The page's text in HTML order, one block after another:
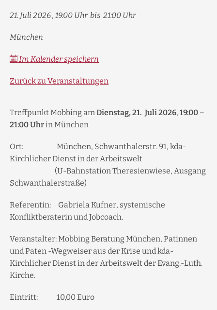
21. Juli 2026 19:00 bis 21:00
München
Im Kalender speichern
Zurück zu Veranstaltungen
Treffpunkt Mobbing amDienstag, 21. Juli 2026, 19:00 –
21:00 Uhrin München
Ort: München, Schwanthalerstr. 91, kda-
Kirchlicher Dienst in der Arbeitswelt
(U-Bahnstation Theresienwiese, Ausgang
Schwanthalerstraße)
Referentin: Gabriela Kufner, systemische
Konfliktberaterin und Jobcoach.
Veranstalter: Mobbing Beratung München, Patinnen
und Paten -Wegweiser aus der Krise und kda-
Kirchlicher Dienst in der Arbeitswelt der Evang.-Luth.
Kirche.
Eintritt: 10,00 Euro